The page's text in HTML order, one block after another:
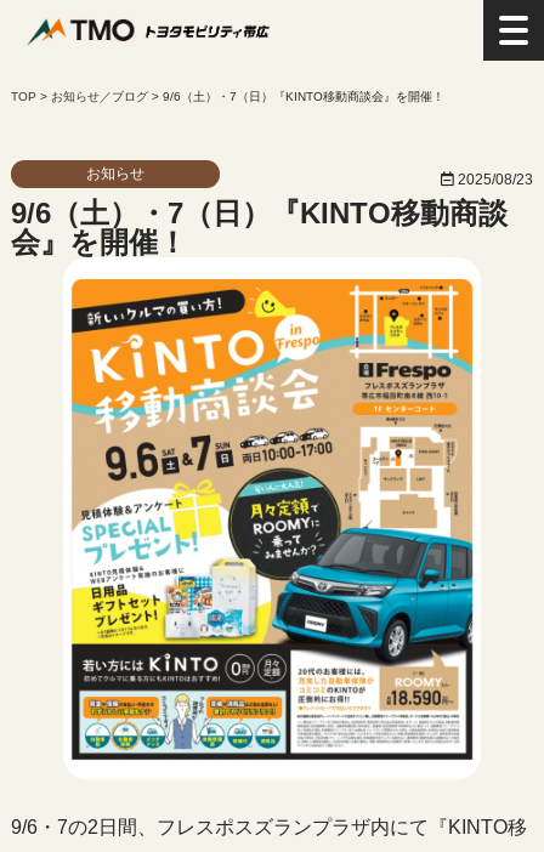
> お知らせ／ブログ> 9/6（土）・7（日）『KINTO移動商談会』を開催！
お知らせ 2025/08/23
9/6（土）・7（日）『KINTO移動商談
会』を開催！
9/6・7の2日間、フレスポスズランプラザ内にて『KINTO移